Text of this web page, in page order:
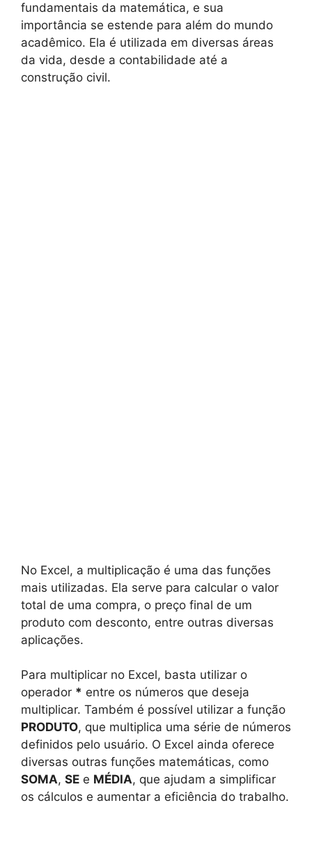
fundamentais da matemática, e sua
importância se estende para além do mundo
acadêmico. Ela é utilizada em diversas áreas
da vida, desde a contabilidade até a
construção civil.
No Excel, a multiplicação é uma das funções
mais utilizadas. Ela serve para calcular o valor
total de uma compra, o preço final de um
produto com desconto, entre outras diversas
aplicações.
Para multiplicar no Excel, basta utilizar o
operador * entre os números que deseja
multiplicar. Também é possível utilizar a função
PRODUTO, que multiplica uma série de números
definidos pelo usuário. O Excel ainda oferece
diversas outras funções matemáticas, como
SOMA, SE e MÉDIA, que ajudam a simplificar
os cálculos e aumentar a eficiência do trabalho.